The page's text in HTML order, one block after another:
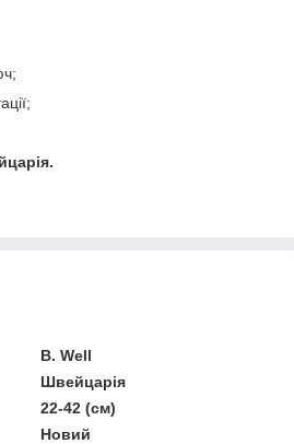
B. Well
Швейцарія
22-42 (см)
Новий